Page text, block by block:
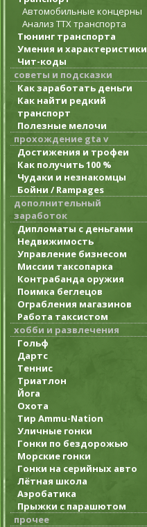
Автомобильные концерны
Анализ ТТХ транспорта
Тюнинг транспорта
Умения и характеристики
Чит-коды
советы и подсказки
Как заработать деньги
Как найти редкий
транспорт
Полезные мелочи
прохождение gta v
Достижения и трофеи
Как получить 100 %
Чудаки и незнакомцы
Бойни / Rampages
дополнительный
заработок
Дипломаты с деньгами
Недвижимость
Управление бизнесом
Миссии таксопарка
Контрабанда оружия
Поимка беглецов
Ограбления магазинов
Работа таксистом
хобби и развлечения
Гольф
Дартс
Теннис
Триатлон
Йога
Охота
Тир Ammu-Nation
Уличные гонки
Гонки по бездорожью
Морские гонки
Гонки на серийных авто
Лётная школа
Аэробатика
Прыжки с парашютом
прочее